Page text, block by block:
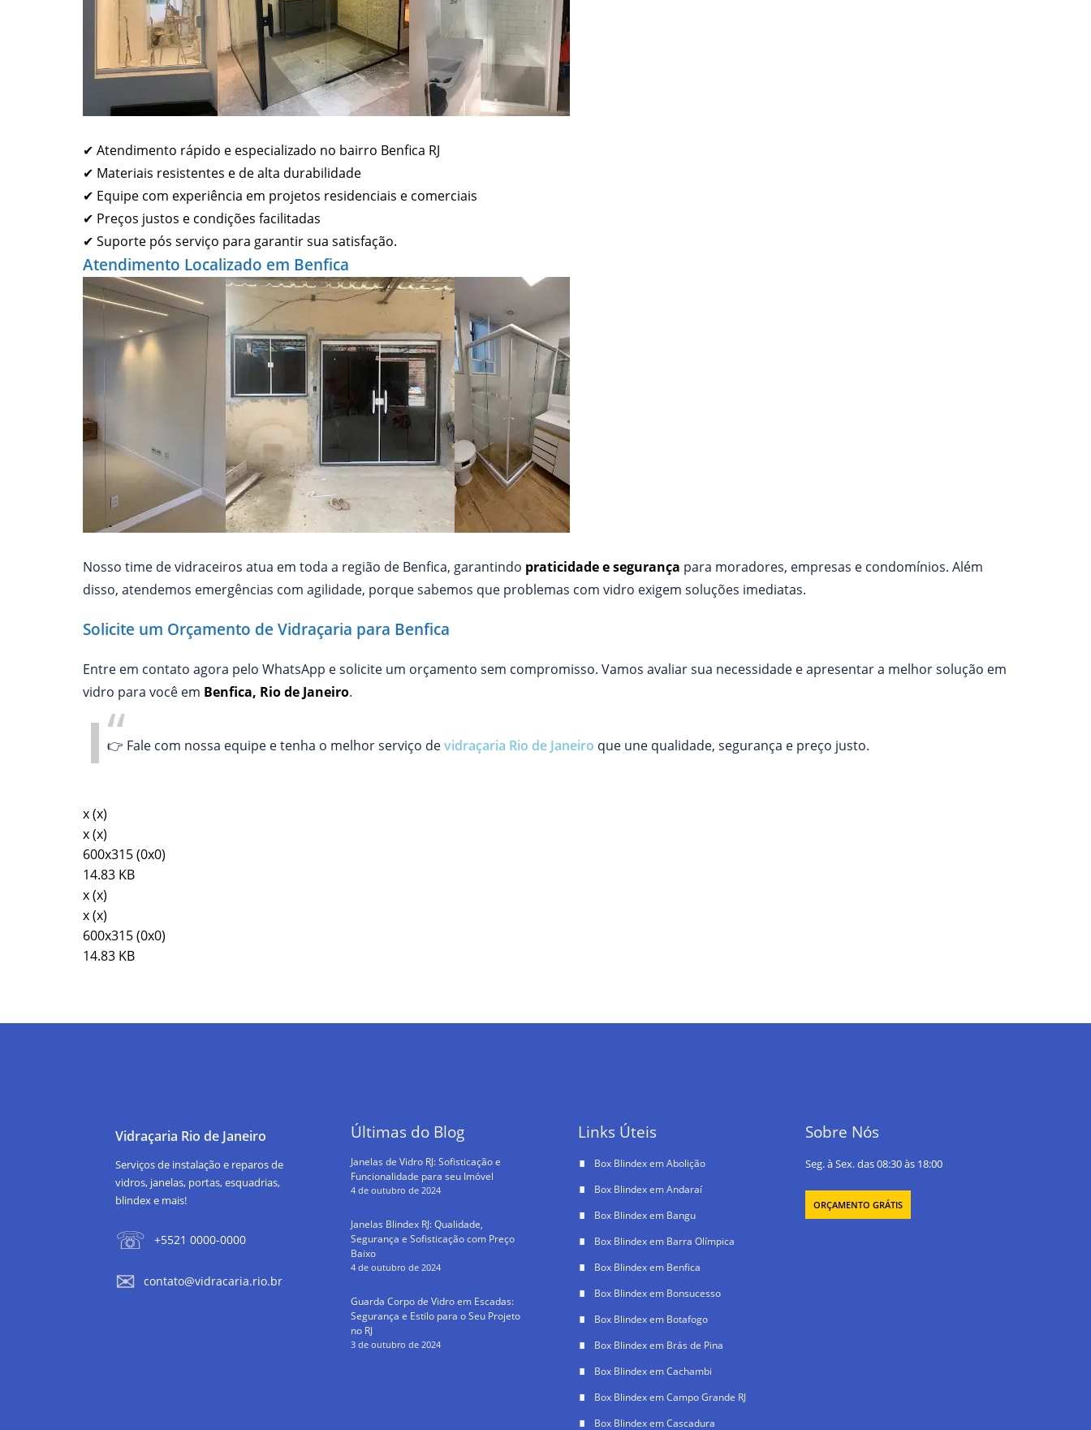
✔ Atendimento rápido e especializado no bairro Benfica RJ
✔ Materiais resistentes e de alta durabilidade
✔ Equipe com experiência em projetos residenciais e comerciais
✔ Preços justos e condições facilitadas
✔ Suporte pós serviço para garantir sua satisfação.
Atendimento Localizado em Benfica
Nosso time de vidraceiros atua em toda a região de Benfica, garantindo praticidade e segurança para moradores, empresas e condomínios. Além
disso, atendemos emergências com agilidade, porque sabemos que problemas com vidro exigem soluções imediatas.
Solicite um Orçamento de Vidraçaria para Benfica
Entre em contato agora pelo WhatsApp e solicite um orçamento sem compromisso. Vamos avaliar sua necessidade e apresentar a melhor solução em
vidro para você em Benfica, Rio de Janeiro.
👉 Fale com nossa equipe e tenha o melhor serviço devidraçaria Rio de Janeiro que une qualidade, segurança e preço justo.
x(x)
x(x)
600x315(0x0)
14.83 KB
x(x)
x(x)
600x315(0x0)
14.83 KB
Vidraçaria Rio de Janeiro
Serviços de instalação e reparos de
vidros, janelas, portas, esquadrias,
blindex e mais!
+5521 0000-0000
contato@vidracaria.rio.br
Últimas do Blog
Janelas de Vidro RJ: Sofisticação e
Funcionalidade para seu Imóvel
4 de outubro de 2024
Janelas Blindex RJ: Qualidade,
Segurança e Sofisticação com Preço
Baixo
4 de outubro de 2024
Guarda Corpo de Vidro em Escadas:
Segurança e Estilo para o Seu Projeto
no RJ
3 de outubro de 2024
Links Úteis
Box Blindex em Abolição
Box Blindex em Andaraí
Box Blindex em Bangu
Box Blindex em Barra Olímpica
Box Blindex em Benfica
Box Blindex em Bonsucesso
Box Blindex em Botafogo
Box Blindex em Brás de Pina
Box Blindex em Cachambi
Box Blindex em Campo Grande RJ
Box Blindex em Cascadura
Sobre Nós
Seg. à Sex. das 08:30 às 18:00
ORÇAMENTO GRÁTIS